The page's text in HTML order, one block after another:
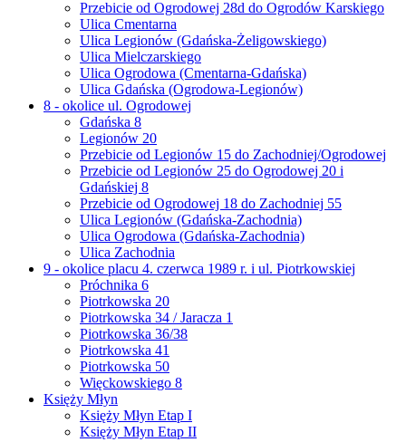
Przebicie od Ogrodowej 28d do Ogrodów Karskiego
Ulica Cmentarna
Ulica Legionów (Gdańska-Żeligowskiego)
Ulica Mielczarskiego
Ulica Ogrodowa (Cmentarna-Gdańska)
Ulica Gdańska (Ogrodowa-Legionów)
8 - okolice ul. Ogrodowej
Gdańska 8
Legionów 20
Przebicie od Legionów 15 do Zachodniej/Ogrodowej
Przebicie od Legionów 25 do Ogrodowej 20 i
Gdańskiej 8
Przebicie od Ogrodowej 18 do Zachodniej 55
Ulica Legionów (Gdańska-Zachodnia)
Ulica Ogrodowa (Gdańska-Zachodnia)
Ulica Zachodnia
9 - okolice placu 4. czerwca 1989 r. i ul. Piotrkowskiej
Próchnika 6
Piotrkowska 20
Piotrkowska 34 / Jaracza 1
Piotrkowska 36/38
Piotrkowska 41
Piotrkowska 50
Więckowskiego 8
Księży Młyn
Księży Młyn Etap I
Księży Młyn Etap II